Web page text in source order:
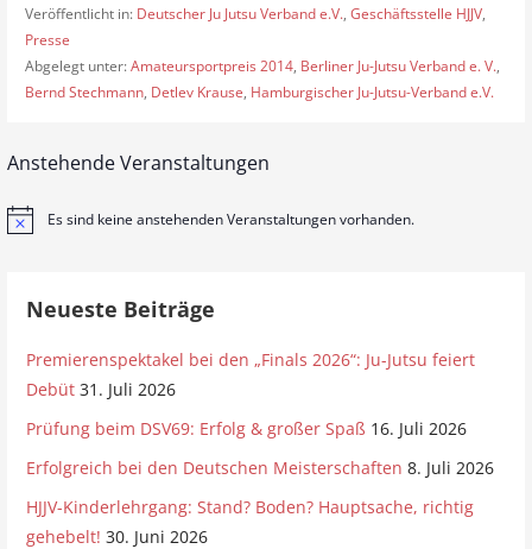
Veröffentlicht in: Deutscher Ju Jutsu Verband e.V., Geschäftsstelle HJJV,
Presse
Abgelegt unter:Amateursportpreis 2014, Berliner Ju-Jutsu Verband e. V.,
Bernd Stechmann, Detlev Krause, Hamburgischer Ju-Jutsu-Verband e.V.
Anstehende Veranstaltungen
H
Es sind keine anstehenden Veranstaltungen vorhanden.
Neueste Beiträge
Premierenspektakel bei den „Finals 2026“: Ju-Jutsu feiert
Debüt 31. Juli 2026
Prüfung beim DSV69: Erfolg & großer Spaß 16. Juli 2026
Erfolgreich bei den Deutschen Meisterschaften 8. Juli 2026
HJJV-Kinderlehrgang: Stand? Boden? Hauptsache, richtig
gehebelt! 30. Juni 2026